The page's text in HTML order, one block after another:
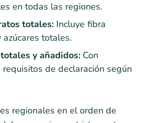
en todas las regiones.
totales: Incluye fibra
totales.
y añadidos: Con
de declaración según
regionales en el orden de